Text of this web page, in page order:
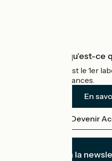
Accueil Vélo qu'est-ce
Accueil Vélo c'est le 1er
cyclistes en vacances.
En
Devenir
Je m'abonne à la